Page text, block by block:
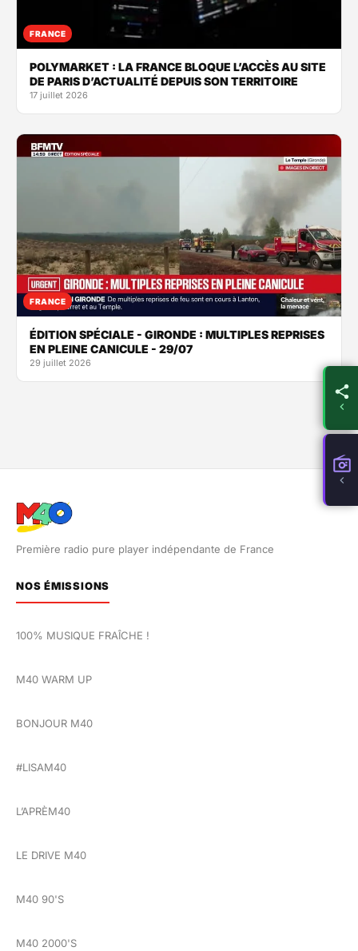
FRANCE
POLYMARKET : LA FRANCE BLOQUE L’ACCÈS AU SITE
DE PARIS D’ACTUALITÉ DEPUIS SON TERRITOIRE
17 juillet 2026
FRANCE
ÉDITION SPÉCIALE - GIRONDE : MULTIPLES REPRISES
EN PLEINE CANICULE - 29/07
29 juillet 2026
Première radio pure player indépendante de France
NOS ÉMISSIONS
100% MUSIQUE FRAÎCHE !
M40 WARM UP
BONJOUR M40
#LISAM40
L’APRÈM40
LE DRIVE M40
M40 90'S
M40 2000'S